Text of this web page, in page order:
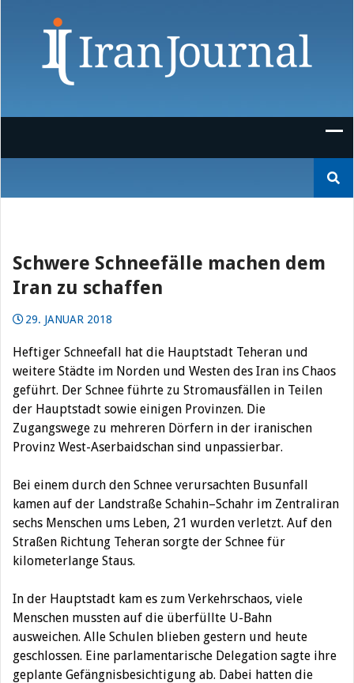
nach:
Schwere Schneefälle machen dem
Iran zu schaffen
29. JANUAR 2018
Heftiger Schneefall hat die Hauptstadt Teheran und
weitere Städte im Norden und Westen des Iran ins Chaos
geführt. Der Schnee führte zu Stromausfällen in Teilen
der Hauptstadt sowie einigen Provinzen. Die
Zugangswege zu mehreren Dörfern in der iranischen
Provinz West-Aserbaidschan sind unpassierbar.
Bei einem durch den Schnee verursachten Busunfall
kamen auf der Landstraße Schahin–Schahr im Zentraliran
sechs Menschen ums Leben, 21 wurden verletzt. Auf den
Straßen Richtung Teheran sorgte der Schnee für
kilometerlange Staus.
In der Hauptstadt kam es zum Verkehrschaos, viele
Menschen mussten auf die überfüllte U-Bahn
ausweichen. Alle Schulen blieben gestern und heute
geschlossen. Eine parlamentarische Delegation sagte ihre
geplante Gefängnisbesichtigung ab. Dabei hatten die